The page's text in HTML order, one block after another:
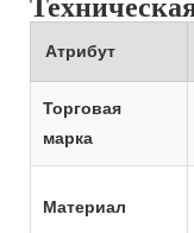
Атрибут
Торговая
марка
Материал